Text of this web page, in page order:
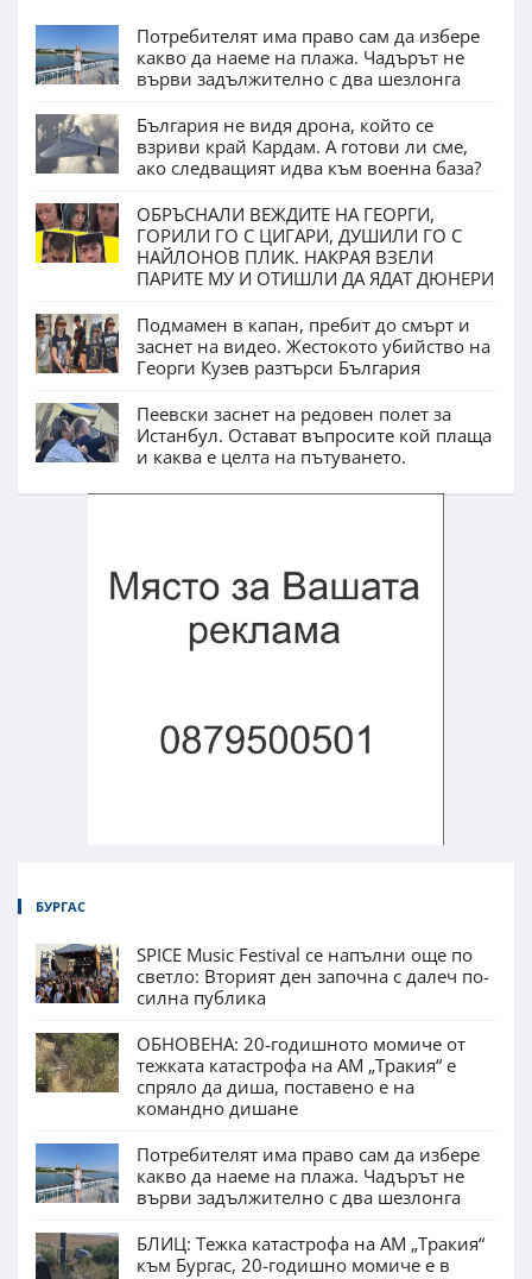
Потребителят има право сам да избере
какво да наеме на плажа. Чадърът не
върви задължително с два шезлонга
България не видя дрона, който се
взриви край Кардам. А готови ли сме,
ако следващият идва към военна база?
ОБРЪСНАЛИ ВЕЖДИТЕ НА ГЕОРГИ,
ГОРИЛИ ГО С ЦИГАРИ, ДУШИЛИ ГО С
НАЙЛОНОВ ПЛИК. НАКРАЯ ВЗЕЛИ
ПАРИТЕ МУ И ОТИШЛИ ДА ЯДАТ ДЮНЕРИ
Подмамен в капан, пребит до смърт и
заснет на видео. Жестокото убийство на
Георги Кузев разтърси България
Пеевски заснет на редовен полет за
Истанбул. Остават въпросите кой плаща
и каква е целта на пътуването.
БУРГАС
SPICE Music Festival се напълни още по
светло: Вторият ден започна с далеч по-
силна публика
ОБНОВЕНА: 20-годишното момиче от
тежката катастрофа на АМ „Тракия“ е
спряло да диша, поставено е на
командно дишане
Потребителят има право сам да избере
какво да наеме на плажа. Чадърът не
върви задължително с два шезлонга
БЛИЦ: Тежка катастрофа на АМ „Тракия“
към Бургас, 20-годишно момиче е в